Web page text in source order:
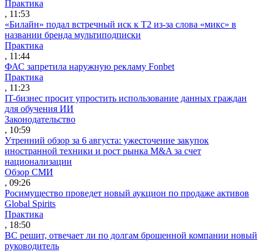
Практика
, 11:53
«Билайн» подал встречный иск к Т2 из-за слова «микс» в
названии бренда мультиподписки
Практика
, 11:44
ФАС запретила наружную рекламу Fonbet
Практика
, 11:23
IT-бизнес просит упростить использование данных граждан
для обучения ИИ
Законодательство
, 10:59
Утренний обзор за 6 августа: ужесточение закупок
иностранной техники и рост рынка M&A за счет
национализации
Обзор СМИ
, 09:26
Росимущество проведет новый аукцион по продаже активов
Global Spirits
Практика
, 18:50
ВС решит, отвечает ли по долгам брошенной компании новый
руководитель